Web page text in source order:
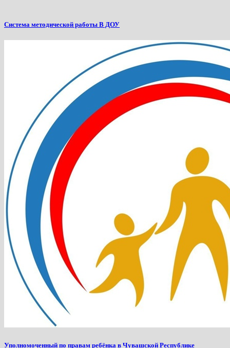
Система методической работы В ДОУ
Уполномоченный по правам ребёнка в Чувашской Республике